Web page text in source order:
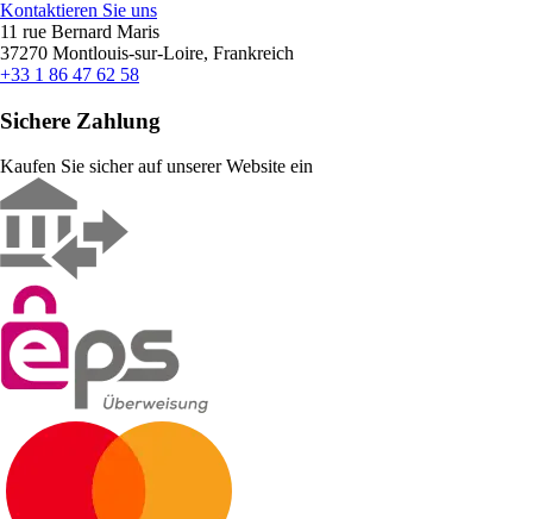
Kontaktieren Sie uns
11 rue Bernard Maris
37270 Montlouis-sur-Loire, Frankreich
+33 1 86 47 62 58
Sichere Zahlung
Kaufen Sie sicher auf unserer Website ein